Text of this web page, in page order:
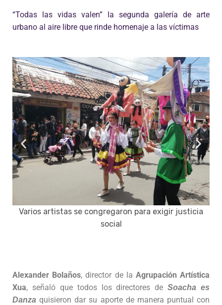
“Todas las vidas valen” la segunda galería de arte
urbano al aire libre que rinde homenaje a las víctimas
Varios artistas se congregaron para exigir justicia
social
Alexander Bolaños, director de la Agrupación Artística
Xua, señaló que todos los directores de Soacha es
Danza quisieron dar su aporte de manera puntual con